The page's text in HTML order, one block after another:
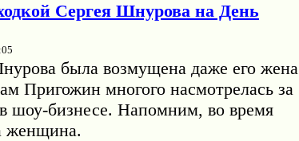
Сергея Шнурова на День
была возмущена даже его жена
Пригожин многого насмотрелась за
шоу-бизнесе. Напомним, во время
женщина.